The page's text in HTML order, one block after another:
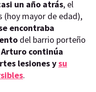
un año atrás, el
(hoy mayor de edad),
encontraba
del barrio porteño
continúa
lesiones ysu
.